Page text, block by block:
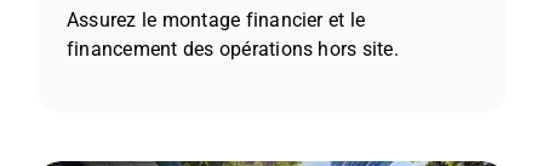
Assurez le montage financier et le
financement des opérations hors site.